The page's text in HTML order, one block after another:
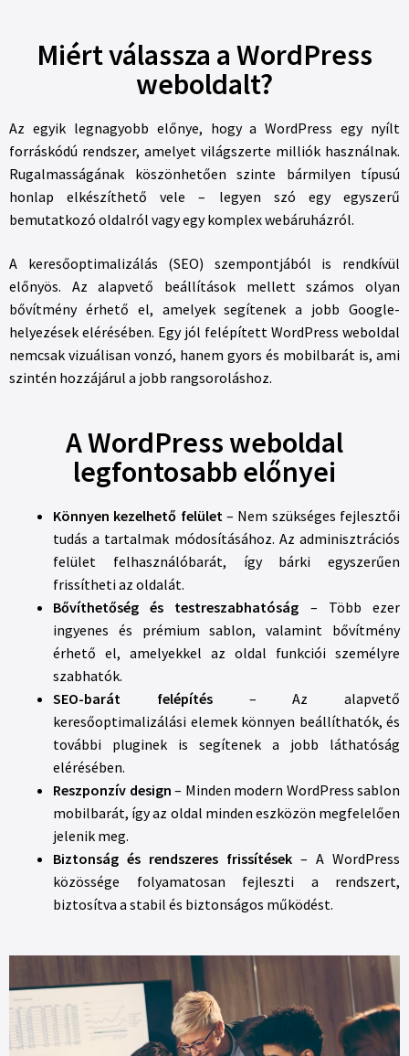
Miért válassza a WordPress
weboldalt?
Az egyik legnagyobb előnye, hogy a WordPress egy nyílt
forráskódú rendszer, amelyet világszerte milliók használnak.
Rugalmasságának köszönhetően szinte bármilyen típusú
honlap elkészíthető vele – legyen szó egy egyszerű
bemutatkozó oldalról vagy egy komplex webáruházról.
A keresőoptimalizálás (SEO) szempontjából is rendkívül
előnyös. Az alapvető beállítások mellett számos olyan
bővítmény érhető el, amelyek segítenek a jobb Google-
helyezések elérésében. Egy jól felépített WordPress weboldal
nemcsak vizuálisan vonzó, hanem gyors és mobilbarát is, ami
szintén hozzájárul a jobb rangsoroláshoz.
A WordPress weboldal
legfontosabb előnyei
Könnyen kezelhető felület– Nem szükséges fejlesztői
tudás a tartalmak módosításához. Az adminisztrációs
felület felhasználóbarát, így bárki egyszerűen
frissítheti az oldalát.
Bővíthetőség és testreszabhatóság – Több ezer
ingyenes és prémium sablon, valamint bővítmény
érhető el, amelyekkel az oldal funkciói személyre
szabhatók.
SEO-barát felépítés– Az alapvető
keresőoptimalizálási elemek könnyen beállíthatók, és
további pluginek is segítenek a jobb láthatóság
elérésében.
Reszponzív design – Minden modern WordPress sablon
mobilbarát, így az oldal minden eszközön megfelelően
jelenik meg.
Biztonság és rendszeres frissítések – A WordPress
közössége folyamatosan fejleszti a rendszert,
biztosítva a stabil és biztonságos működést.